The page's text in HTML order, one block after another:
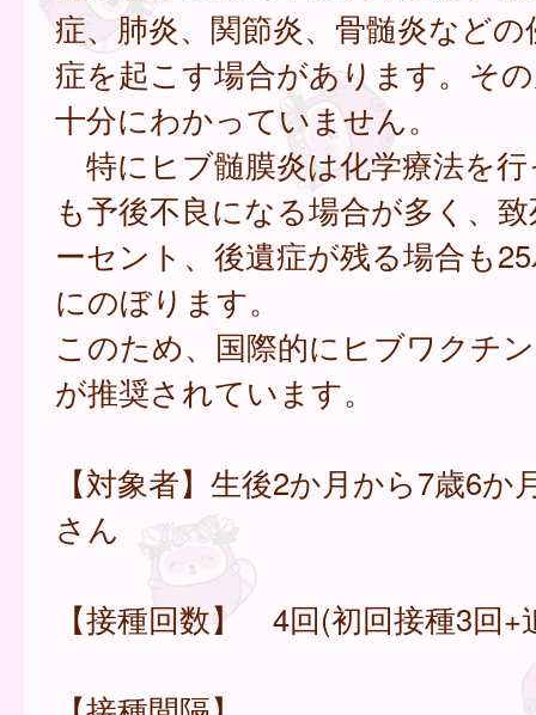
症、肺炎、関節炎、骨髄炎などの
症を起こす場合があります。そ
十分にわかっていません。
特にヒブ髄膜炎は化学療法を
も予後不良になる場合が多く、
ーセント、後遺症が残る場合も
にのぼります。
このため、国際的にヒブワクチ
が推奨されています。
【対象者】生後2か月から7歳6か
さん
【接種回数】 4回(初回接種3回+